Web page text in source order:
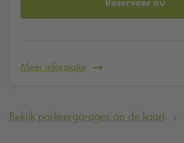
Meer informatie
Bekijk parkeergarages op de kaart